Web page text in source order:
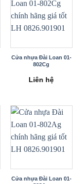
Cửa nhựa Đài Loan 01-
802Cg
Liên hệ
Cửa nhựa Đài Loan 01-